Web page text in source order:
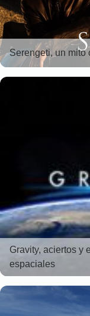
Serengeti, un mito
Gravity, aciertos y
espaciales